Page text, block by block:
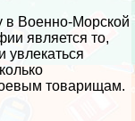
в Военно-Морской
является то,
увлекаться
товарищам.